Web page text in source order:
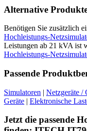
Alternative
Benötigen Sie zusätzlich
Hochleistungs-
Leistungen ab 21 kVA ist
Hochleistungs-
Passende
Simulatoren | Netzgeräte /
Geräte | Elektronische
Jetzt die passende